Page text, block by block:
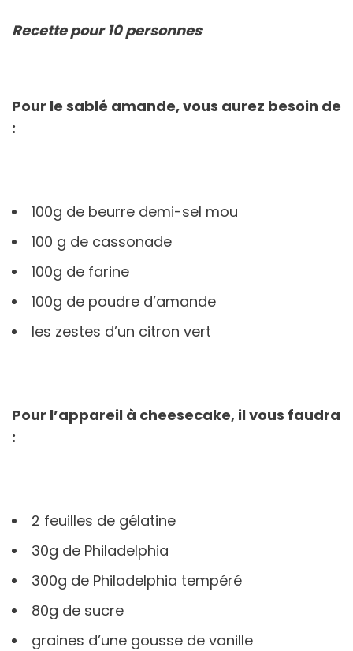
Recette pour 10 personnes
Pour le sablé amande, vous aurez besoin de
:
100g de beurre demi-sel mou
100 g de cassonade
100g de farine
100g de poudre d’amande
les zestes d’un citron vert
Pour l’appareil à cheesecake, il vous faudra
:
2 feuilles de gélatine
30g de Philadelphia
300g de Philadelphia tempéré
80g de sucre
graines d’une gousse de vanille